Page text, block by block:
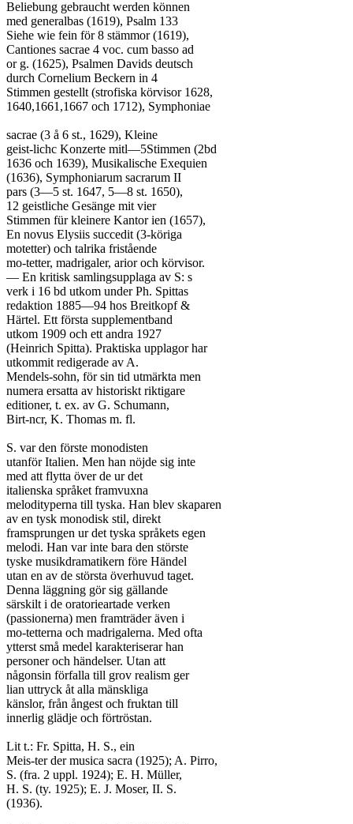
Beliebung gebraucht werden können
med generalbas (1619), Psalm 133
Siehe wie fein för 8 stämmor (1619),
Cantiones sacrae 4 voc. cum basso ad
or g. (1625), Psalmen Davids deutsch
durch Cornelium Beckern in 4
Stimmen gestellt (strofiska körvisor 1628,
1640,1661,1667 och 1712), Symphoniae
sacrae (3 å 6 st., 1629), Kleine
geist-lichc Konzerte mitl—5Stimmen (2bd
1636 och 1639), Musikalische Exequien
(1636), Symphoniarum sacrarum II
pars (3—5 st. 1647, 5—8 st. 1650),
12 geistliche Gesänge mit vier
Stimmen für kleinere Kantor ien (1657),
En novus Elysiis succedit (3-köriga
motetter) och talrika fristående
mo-tetter, madrigaler, arior och körvisor.
— En kritisk samlingsupplaga av S: s
verk i 16 bd utkom under Ph. Spittas
redaktion 1885—94 hos Breitkopf &
Härtel. Ett första supplementband
utkom 1909 och ett andra 1927
(Heinrich Spitta). Praktiska upplagor har
utkommit redigerade av A.
Mendels-sohn, för sin tid utmärkta men
numera ersatta av historiskt riktigare
editioner, t. ex. av G. Schumann,
Birt-ncr, K. Thomas m. fl.
S. var den förste monodisten
utanför Italien. Men han nöjde sig inte
med att flytta över de ur det
italienska språket framvuxna
melodityperna till tyska. Han blev skaparen
av en tysk monodisk stil, direkt
framsprungen ur det tyska språkets egen
melodi. Han var inte bara den störste
tyske musikdramatikern före Händel
utan en av de största överhuvud taget.
Denna läggning gör sig gällande
särskilt i de oratorieartade verken
(passionerna) men framträder även i
mo-tetterna och madrigalerna. Med ofta
ytterst små medel karakteriserar han
personer och händelser. Utan att
någonsin förfalla till grov realism ger
lian uttryck åt alla mänskliga
känslor, från ångest och fruktan till
innerlig glädje och förtröstan.
Lit t.: Fr. Spitta, H. S., ein
Meis-ter der musica sacra (1925); A. Pirro,
S. (fra. 2 uppl. 1924); E. H. Müller,
H. S. (ty. 1925); E. J. Moser, II. S.
(1936).